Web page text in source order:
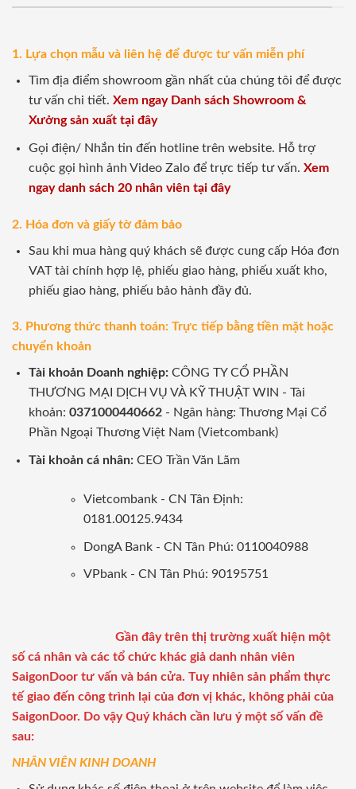
1. Lựa chọn mẫu và liên hệ để được tư vấn miễn phí
Tìm địa điểm showroom gần nhất của chúng tôi để được
tư vấn chi tiết. Xem ngay Danh sách Showroom &
Xưởng sản xuất tại đây
Gọi điện/ Nhắn tin đến hotline trên website. Hỗ trợ
cuộc gọi hình ảnh Video Zalo để trực tiếp tư vấn. Xem
ngay danh sách 20 nhân viên tại đây
2. Hóa đơn và giấy tờ đảm bảo
Sau khi mua hàng quý khách sẽ được cung cấp Hóa đơn
VAT tài chính hợp lệ, phiếu giao hàng, phiếu xuất kho,
phiếu giao hàng, phiếu bảo hành đầy đủ.
3. Phương thức thanh toán: Trực tiếp bằng tiền mặt hoặc
chuyển khoản
Tài khoản Doanh nghiệp:CÔNG TY CỔ PHẦN
THƯƠNG MẠI DỊCH VỤ VÀ KỸ THUẬT WIN - Tài
khoản: 0371000440662- Ngân hàng: Thương Mại Cổ
Phần Ngoại Thương Việt Nam (Vietcombank)
Tài khoản cá nhân: CEO Trần Văn Lãm
Vietcombank - CN Tân Định:
0181.00125.9434
DongA Bank - CN Tân Phú: 0110040988
VPbank - CN Tân Phú: 90195751
Gần đây trên thị trường xuất hiện một
số cá nhân và các tổ chức khác giả danh nhân viên
SaigonDoor tư vấn và bán cửa. Tuy nhiên sản phẩm thực
tế giao đến công trình lại của đơn vị khác, không phải của
SaigonDoor. Do vậy Quý khách cần lưu ý một số vấn đề
sau:
NHÂN VIÊN KINH DOANH